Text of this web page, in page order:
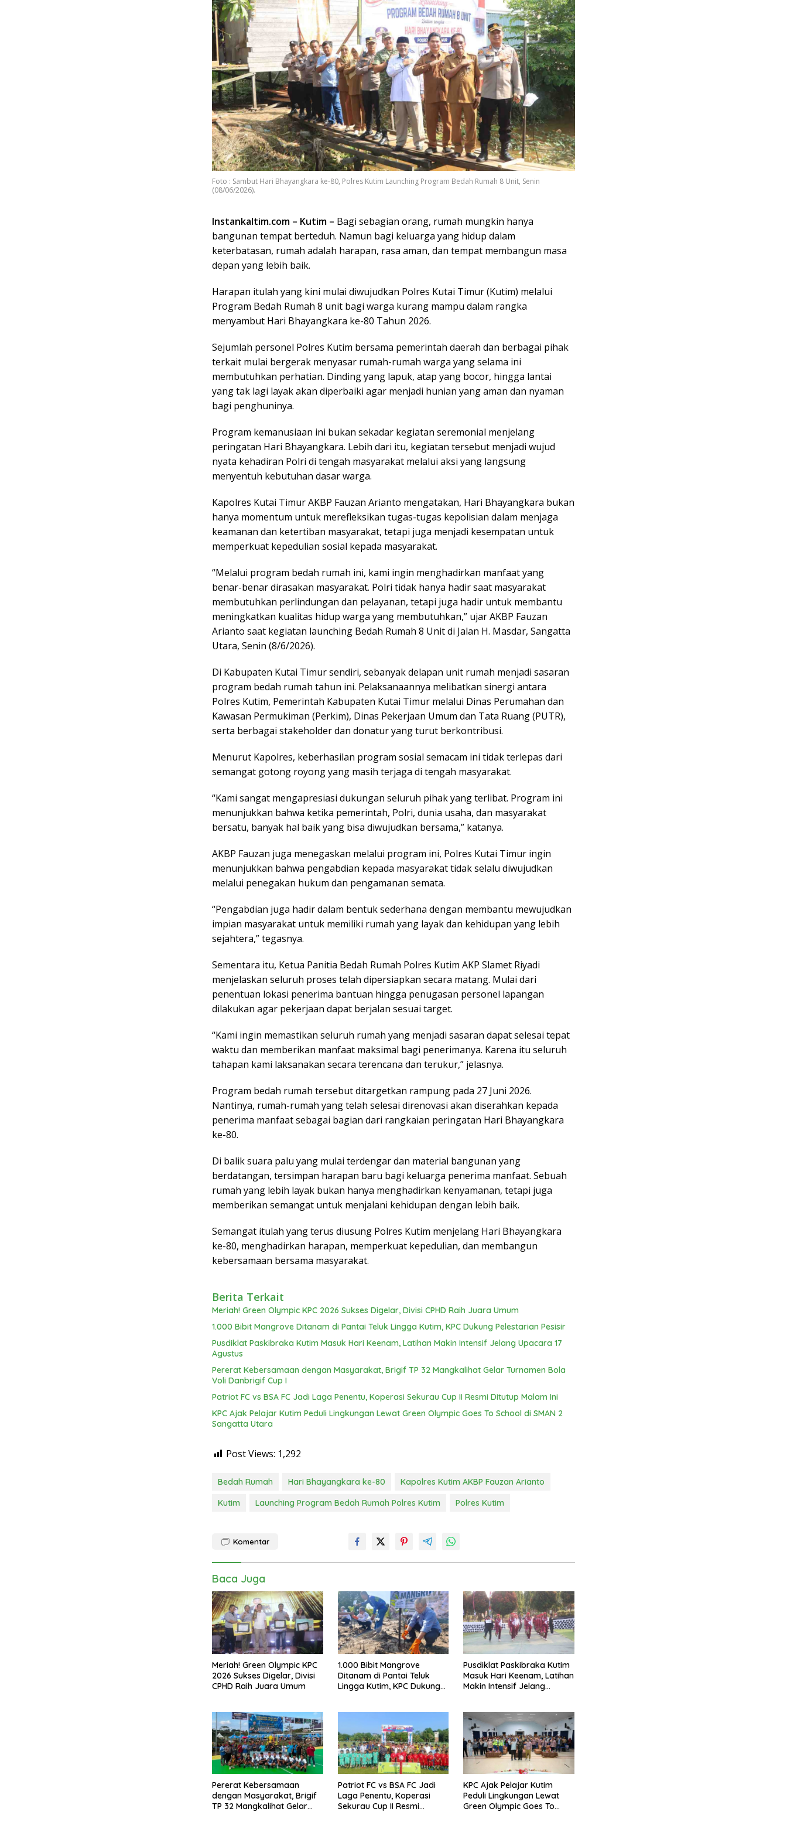
Foto : Sambut Hari Bhayangkara ke-80, Polres Kutim Launching Program Bedah Rumah 8 Unit, Senin
(08/06/2026).
Instankaltim.com – Kutim – Bagi sebagian orang, rumah mungkin hanya
bangunan tempat berteduh. Namun bagi keluarga yang hidup dalam
keterbatasan, rumah adalah harapan, rasa aman, dan tempat membangun masa
depan yang lebih baik.
Harapan itulah yang kini mulai diwujudkan Polres Kutai Timur (Kutim) melalui
Program Bedah Rumah 8 unit bagi warga kurang mampu dalam rangka
menyambut Hari Bhayangkara ke-80 Tahun 2026.
Sejumlah personel Polres Kutim bersama pemerintah daerah dan berbagai pihak
terkait mulai bergerak menyasar rumah-rumah warga yang selama ini
membutuhkan perhatian. Dinding yang lapuk, atap yang bocor, hingga lantai
yang tak lagi layak akan diperbaiki agar menjadi hunian yang aman dan nyaman
bagi penghuninya.
Program kemanusiaan ini bukan sekadar kegiatan seremonial menjelang
peringatan Hari Bhayangkara. Lebih dari itu, kegiatan tersebut menjadi wujud
nyata kehadiran Polri di tengah masyarakat melalui aksi yang langsung
menyentuh kebutuhan dasar warga.
Kapolres Kutai Timur AKBP Fauzan Arianto mengatakan, Hari Bhayangkara bukan
hanya momentum untuk merefleksikan tugas-tugas kepolisian dalam menjaga
keamanan dan ketertiban masyarakat, tetapi juga menjadi kesempatan untuk
memperkuat kepedulian sosial kepada masyarakat.
“Melalui program bedah rumah ini, kami ingin menghadirkan manfaat yang
benar-benar dirasakan masyarakat. Polri tidak hanya hadir saat masyarakat
membutuhkan perlindungan dan pelayanan, tetapi juga hadir untuk membantu
meningkatkan kualitas hidup warga yang membutuhkan,” ujar AKBP Fauzan
Arianto saat kegiatan launching Bedah Rumah 8 Unit di Jalan H. Masdar, Sangatta
Utara, Senin (8/6/2026).
Di Kabupaten Kutai Timur sendiri, sebanyak delapan unit rumah menjadi sasaran
program bedah rumah tahun ini. Pelaksanaannya melibatkan sinergi antara
Polres Kutim, Pemerintah Kabupaten Kutai Timur melalui Dinas Perumahan dan
Kawasan Permukiman (Perkim), Dinas Pekerjaan Umum dan Tata Ruang (PUTR),
serta berbagai stakeholder dan donatur yang turut berkontribusi.
Menurut Kapolres, keberhasilan program sosial semacam ini tidak terlepas dari
semangat gotong royong yang masih terjaga di tengah masyarakat.
“Kami sangat mengapresiasi dukungan seluruh pihak yang terlibat. Program ini
menunjukkan bahwa ketika pemerintah, Polri, dunia usaha, dan masyarakat
bersatu, banyak hal baik yang bisa diwujudkan bersama,” katanya.
AKBP Fauzan juga menegaskan melalui program ini, Polres Kutai Timur ingin
menunjukkan bahwa pengabdian kepada masyarakat tidak selalu diwujudkan
melalui penegakan hukum dan pengamanan semata.
“Pengabdian juga hadir dalam bentuk sederhana dengan membantu mewujudkan
impian masyarakat untuk memiliki rumah yang layak dan kehidupan yang lebih
sejahtera,” tegasnya.
Sementara itu, Ketua Panitia Bedah Rumah Polres Kutim AKP Slamet Riyadi
menjelaskan seluruh proses telah dipersiapkan secara matang. Mulai dari
penentuan lokasi penerima bantuan hingga penugasan personel lapangan
dilakukan agar pekerjaan dapat berjalan sesuai target.
“Kami ingin memastikan seluruh rumah yang menjadi sasaran dapat selesai tepat
waktu dan memberikan manfaat maksimal bagi penerimanya. Karena itu seluruh
tahapan kami laksanakan secara terencana dan terukur,” jelasnya.
Program bedah rumah tersebut ditargetkan rampung pada 27 Juni 2026.
Nantinya, rumah-rumah yang telah selesai direnovasi akan diserahkan kepada
penerima manfaat sebagai bagian dari rangkaian peringatan Hari Bhayangkara
ke-80.
Di balik suara palu yang mulai terdengar dan material bangunan yang
berdatangan, tersimpan harapan baru bagi keluarga penerima manfaat. Sebuah
rumah yang lebih layak bukan hanya menghadirkan kenyamanan, tetapi juga
memberikan semangat untuk menjalani kehidupan dengan lebih baik.
Semangat itulah yang terus diusung Polres Kutim menjelang Hari Bhayangkara
ke-80, menghadirkan harapan, memperkuat kepedulian, dan membangun
kebersamaan bersama masyarakat.
Berita Terkait
Meriah! Green Olympic KPC 2026 Sukses Digelar, Divisi CPHD Raih Juara Umum
1.000 Bibit Mangrove Ditanam di Pantai Teluk Lingga Kutim, KPC Dukung Pelestarian Pesisir
Pusdiklat Paskibraka Kutim Masuk Hari Keenam, Latihan Makin Intensif Jelang Upacara 17
Agustus
Pererat Kebersamaan dengan Masyarakat, Brigif TP 32 Mangkalihat Gelar Turnamen Bola
Voli Danbrigif Cup I
Patriot FC vs BSA FC Jadi Laga Penentu, Koperasi Sekurau Cup II Resmi Ditutup Malam Ini
KPC Ajak Pelajar Kutim Peduli Lingkungan Lewat Green Olympic Goes To School di SMAN 2
Sangatta Utara
Post Views: 1,292
Bedah Rumah Hari Bhayangkara ke-80
Kapolres Kutim AKBP Fauzan Arianto
Kutim
Launching Program Bedah Rumah Polres Kutim Polres Kutim
Komentar
Baca Juga
Meriah! Green Olympic KPC
2026 Sukses Digelar, Divisi
CPHD Raih Juara Umum
1.000 Bibit Mangrove
Ditanam di Pantai Teluk
Lingga Kutim, KPC Dukung
Pusdiklat Paskibraka Kutim
Masuk Hari Keenam, Latihan
Makin Intensif Jelang
Pererat Kebersamaan
dengan Masyarakat, Brigif
TP 32 Mangkalihat Gelar
Patriot FC vs BSA FC Jadi
Laga Penentu, Koperasi
Sekurau Cup II Resmi
KPC Ajak Pelajar Kutim
Peduli Lingkungan Lewat
Green Olympic Goes To